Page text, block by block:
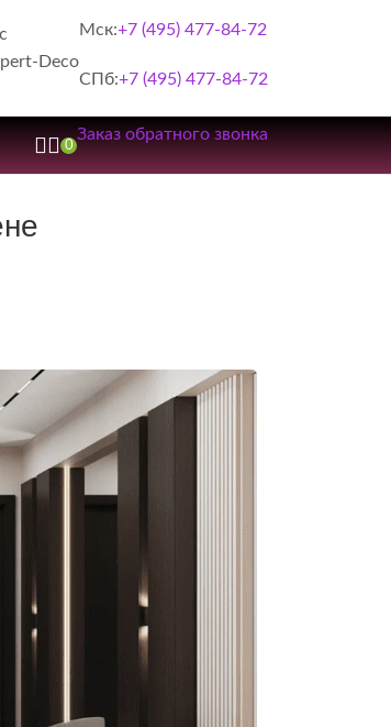
Deco
Мск:+7 (495) 477-84-72
СПб:+7 (495) 477-84-72
0
Заказ обратного звонка